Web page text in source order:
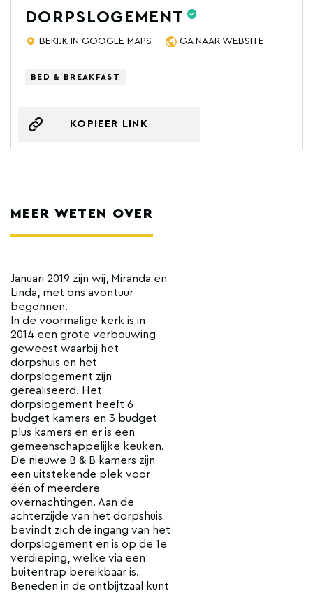
DORPSLOGEMENT
BEKIJK IN GOOGLE MAPS GA NAAR WEBSITE
BED & BREAKFAST
KOPIEER LINK
MEER WETEN OVER
Januari 2019 zijn wij, Miranda en
Linda, met ons avontuur
begonnen.
In de voormalige kerk is in
2014 een grote verbouwing
geweest waarbij het
dorpshuis en het
dorpslogement zijn
gerealiseerd. Het
dorpslogement heeft 6
budget kamers en 3 budget
plus kamers en er is een
gemeenschappelijke keuken.
De nieuwe B & B kamers zijn
een uitstekende plek voor
één of meerdere
overnachtingen. Aan de
achterzijde van het dorpshuis
bevindt zich de ingang van het
dorpslogement en is op de 1e
verdieping, welke via een
buitentrap bereikbaar is.
Beneden in de ontbijtzaal kunt